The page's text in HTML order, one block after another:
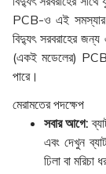
PCB-ও এই সমস্যার
বিদ্যুৎ সরবরাহের
(একই মডেলের) PCB
পারে।
মেরামতের পদক্ষেপ
সবার আগে:
এবং দেখুন
ঢিলা বা মরিচা